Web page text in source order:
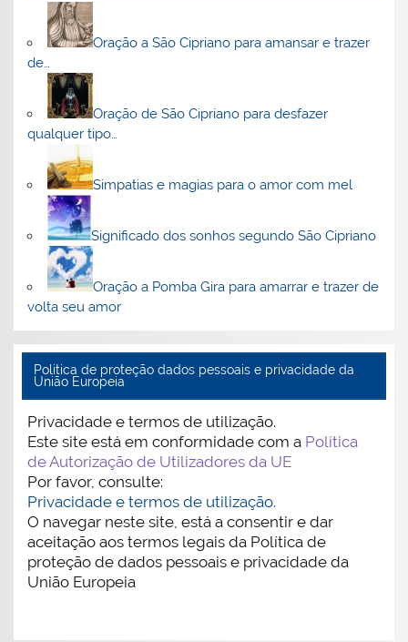
Oração a São Cipriano para amansar e trazer
de…
Oração de São Cipriano para desfazer
qualquer tipo…
Simpatias e magias para o amor com mel
Significado dos sonhos segundo São Cipriano
Oração a Pomba Gira para amarrar e trazer de
volta seu amor
Politica de proteção dados pessoais e privacidade da
União Europeia
Privacidade e termos de utilização.
Este site está em conformidade com a Política
de Autorização de Utilizadores da UE
Por favor, consulte:
Privacidade e termos de utilização.
O navegar neste site, está a consentir e dar
aceitação aos termos legais da Política de
proteção de dados pessoais e privacidade da
União Europeia